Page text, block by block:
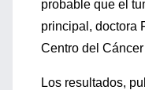
probable que el
principal, doctora
Centro del
Los resultados,